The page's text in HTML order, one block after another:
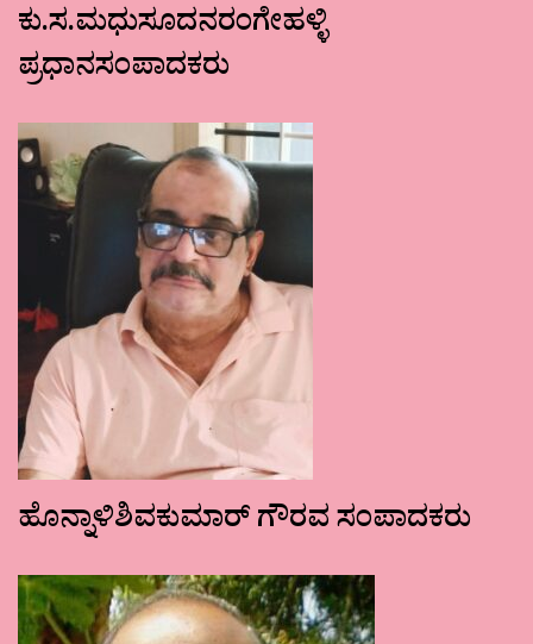
ಕು.ಸ.ಮಧುಸೂದನರಂಗೇಹಳ್ಳಿ
ಪ್ರಧಾನಸಂಪಾದಕರು
ಹೊನ್ನಾಳಿಶಿವಕುಮಾರ್ ಗೌರವ ಸಂಪಾದಕರು